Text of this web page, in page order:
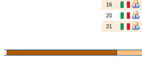
16
20
21